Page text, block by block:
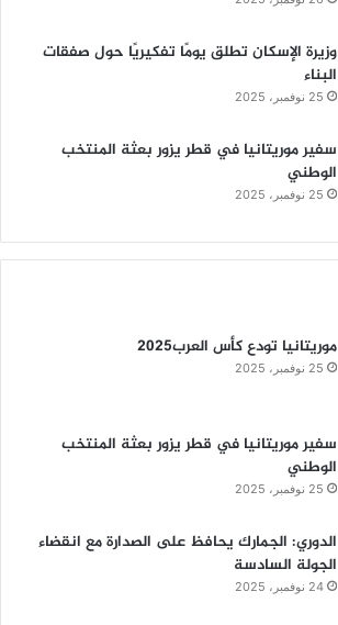
وزيرة الإسكان تطلق يومًا تفكيريًا حول صفقات
البناء
25 نوفمبر، 2025
سفير موريتانيا في قطر يزور بعثة المنتخب
الوطني
25 نوفمبر، 2025
موريتانيا تودع كأس العرب2025
25 نوفمبر، 2025
سفير موريتانيا في قطر يزور بعثة المنتخب
الوطني
25 نوفمبر، 2025
الدوري: الجمارك يحافظ على الصدارة مع انقضاء
الجولة السادسة
24 نوفمبر، 2025